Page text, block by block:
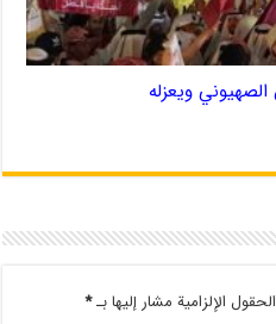
الحقول الإلزامية مشار إليها بـ*